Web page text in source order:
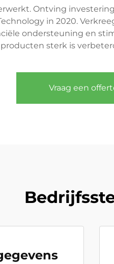
Ontving
in 2020.
ondersteuning en
sterk is
Vraag een